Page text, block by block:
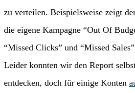
zu verteilen. Beispielsweise zeigt
die eigene Kampagne “Out Of
“Missed Clicks” und “Missed
Leider konnten wir den Report
entdecken, doch für einige Konten